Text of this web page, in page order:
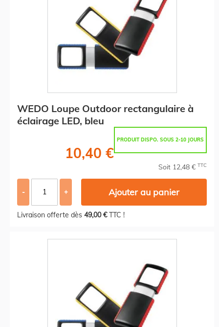
WEDO Loupe Outdoor rectangulaire à
éclairage LED, bleu
PRODUIT DISPO. SOUS 2-10 JOURS
10,40 €
Soit 12,48 € TTC
- + Ajouter au panier
Livraison offerte dès 49,00 €TTC !